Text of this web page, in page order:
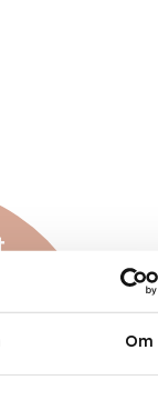
Om
efter
när det